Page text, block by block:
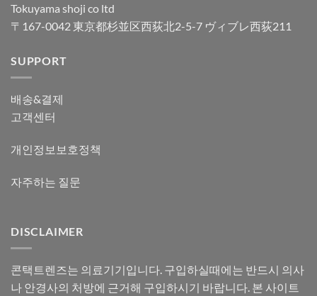
Tokuyama shoji co ltd
〒167-0042 東京都杉並区西荻北2-5-7 ヴィブレ西荻211
SUPPORT
배송&결제
고객센터
개인정보보호정책
자주하는 질문
DISCLAIMER
콘택트렌즈는 의료기기입니다. 구입하실때에는 반드시 의사
나 안경사의 처방에 근거해 구입하시기 바랍니다. 본 사이트